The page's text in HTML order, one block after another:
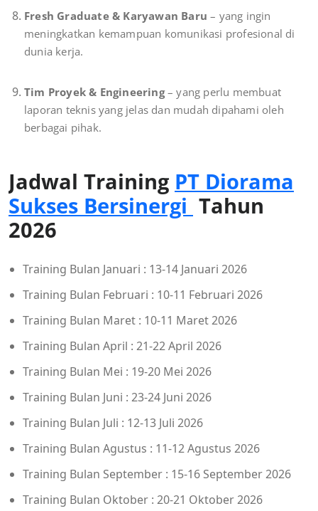
Fresh Graduate & Karyawan Baru – yang ingin
meningkatkan kemampuan komunikasi profesional di
dunia kerja.
Tim Proyek & Engineering– yang perlu membuat
laporan teknis yang jelas dan mudah dipahami oleh
berbagai pihak.
Jadwal Training PT Diorama
Sukses Bersinergi Tahun
2026
Training Bulan Januari : 13-14 Januari 2026
Training Bulan Februari : 10-11 Februari 2026
Training Bulan Maret : 10-11 Maret 2026
Training Bulan April : 21-22 April 2026
Training Bulan Mei : 19-20 Mei 2026
Training Bulan Juni : 23-24 Juni 2026
Training Bulan Juli : 12-13 Juli 2026
Training Bulan Agustus : 11-12 Agustus 2026
Training Bulan September : 15-16 September 2026
Training Bulan Oktober : 20-21 Oktober 2026